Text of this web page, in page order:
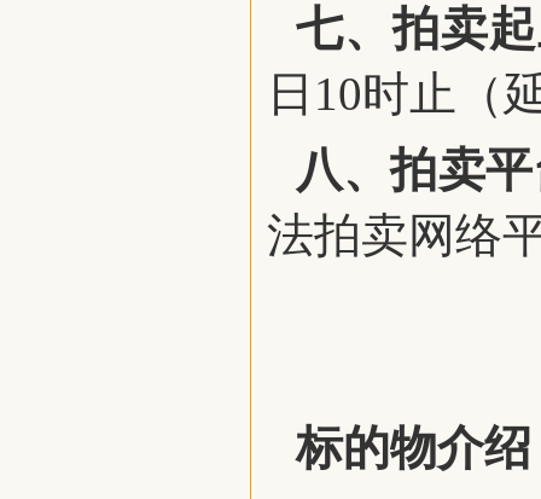
七、拍卖
日10时止（
八、拍卖
法拍卖网络
标的物介绍